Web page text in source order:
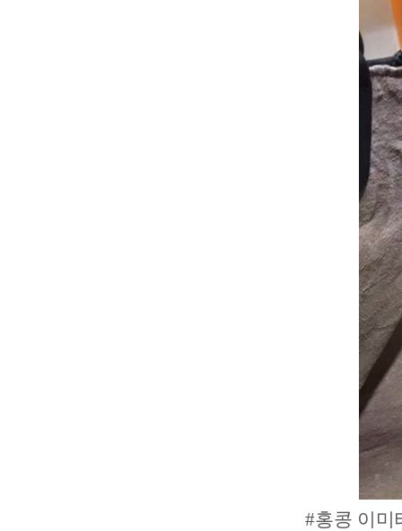
#홍콩 이미